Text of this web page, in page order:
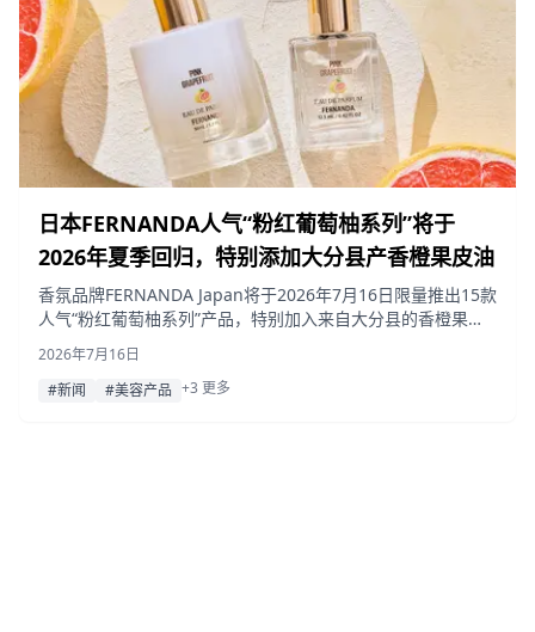
日本FERNANDA人气“粉红葡萄柚系列”将于
2026年夏季回归，特别添加大分县产香橙果皮油
香氛品牌FERNANDA Japan将于2026年7月16日限量推出15款
人气“粉红葡萄柚系列”产品，特别加入来自大分县的香橙果皮
油，更添清新柑橘气息。
2026年7月16日
#新闻
#美容产品 +3 更多